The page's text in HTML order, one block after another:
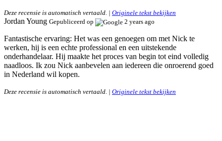
Deze recensie is automatisch vertaald. | Originele tekst bekijken
Jordan Young Gepubliceerd op 2 years ago
Fantastische ervaring: Het was een genoegen om met Nick te
werken, hij is een echte professional en een uitstekende
onderhandelaar. Hij maakte het proces van begin tot eind volledig
naadloos. Ik zou Nick aanbevelen aan iedereen die onroerend goed
in Nederland wil kopen.
Deze recensie is automatisch vertaald. | Originele tekst bekijken